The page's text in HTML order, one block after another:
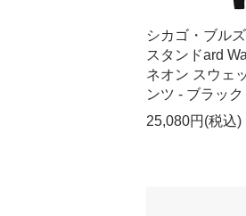
シカゴ・ブル
スタンドard
ネオン スウェ
ンツ - ブラック
25,080円(税込)